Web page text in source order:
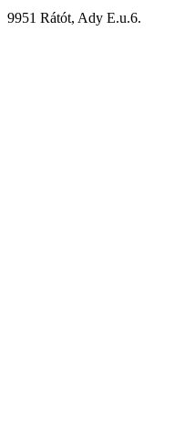
9951 Rátót, Ady E.u.6.